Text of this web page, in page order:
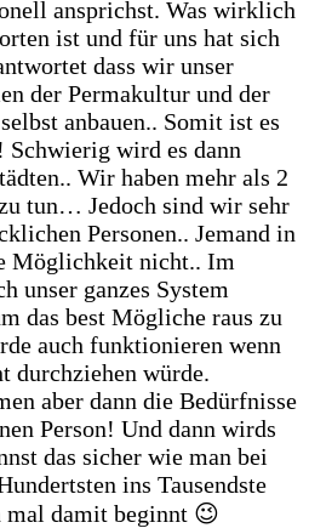
ansprichst. Was wirklich
ist und für uns hat sich
dass wir unser
der Permakultur und der
anbauen.. Somit ist es
wird es dann
Wir haben mehr als 2
tun… Jedoch sind wir sehr
Personen.. Jemand in
Möglichkeit nicht.. Im
unser ganzes System
das best Mögliche raus zu
auch funktionieren wenn
durchziehen würde.
aber dann die Bedürfnisse
Person! Und dann wirds
das sicher wie man bei
ins Tausendste
mal damit beginnt 😉